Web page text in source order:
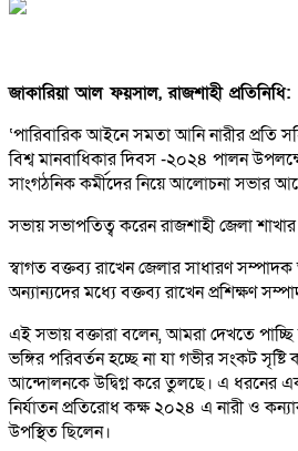
জাকারিয়া আল ফয়সাল, রাজশাহী প্রতিনিধি:
‘পারিবারিক আইনে সমতা আনি নারীর প্রতি
বিশ্ব মানবাধিকার দিবস -২০২৪ পালন
সাংগঠনিক কর্মীদের নিয়ে আলোচনা সভার
সভায় সভাপতিত্ব করেন রাজশাহী জেলা
স্বাগত বক্তব্য রাখেন জেলার সাধারণ
অন্যান্যদের মধ্যে বক্তব্য রাখেন প্রশিক্ষণ
এই সভায় বক্তারা বলেন, ‌আমরা দেখতে পাচ্ছি
ভঙ্গির পরিবর্তন হচ্ছে না যা গভীর সংকট
আন্দোলনকে উদ্বিগ্ন করে তুলছে। এ ধরনের
নির্যাতন প্রতিরোধ কক্ষ ২০২৪ এ নারী ও
উপস্থিত ছিলেন।